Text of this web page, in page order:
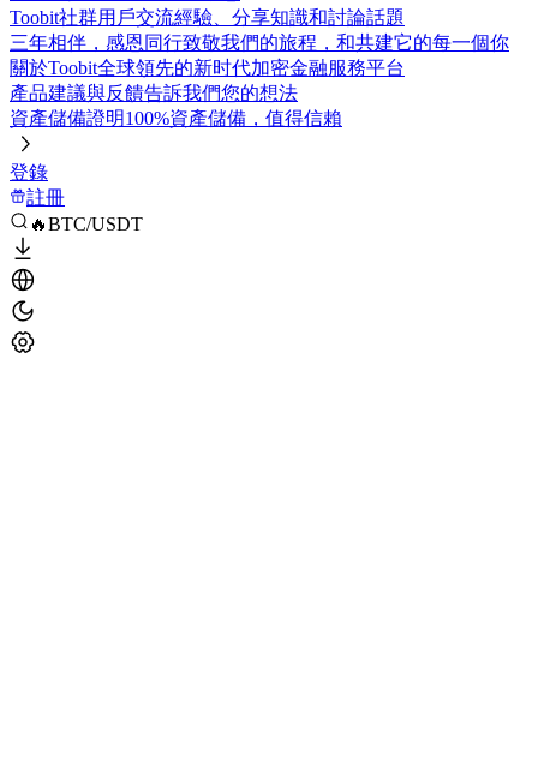
Toobit社群用戶交流經驗、分享知識和討論話題
三年相伴，感恩同行致敬我們的旅程，和共建它的每一個你
關於Toobit全球領先的新时代加密金融服務平台
產品建議與反饋告訴我們您的想法
資產儲備證明100%資產儲備，值得信賴
登錄
註冊
🔥BTC/USDT